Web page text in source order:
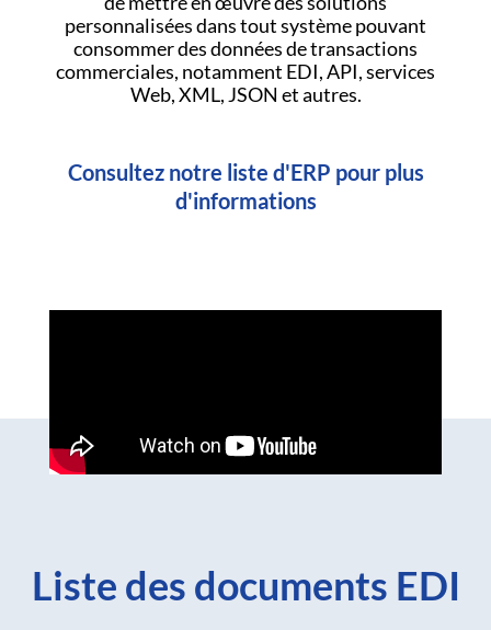
personnalisées dans tout système pouvant
consommer des données de transactions
commerciales, notamment EDI, API, services
Web, XML, JSON et autres.
Consultez notre liste d'ERP pour plus
d'informations
Liste des documents EDI